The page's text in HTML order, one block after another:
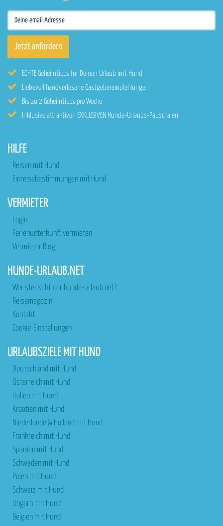
ECHTE Geheimtipps für Deinen Urlaub mit Hund
Liebevoll handverlesene Gastgeberempfehlungen
Bis zu 2 Geheimtipps pro Woche
Inklusive attraktiven EXKLUSIVEN Hunde-Urlaubs-Pauschalen
HILFE
Reisen mit Hund
Einreisebestimmungen mit Hund
VERMIETER
Login
Ferienunterkunft vermieten
Vermieter Blog
HUNDE-URLAUB.NET
Wer steckt hinter hunde-urlaub.net?
Reisemagazin
Kontakt
Cookie-Einstellungen
URLAUBSZIELE MIT HUND
Deutschland mit Hund
Österreich mit Hund
Italien mit Hund
Kroatien mit Hund
Niederlande & Holland mit Hund
Frankreich mit Hund
Spanien mit Hund
Schweden mit Hund
Polen mit Hund
Schweiz mit Hund
Ungarn mit Hund
Belgien mit Hund